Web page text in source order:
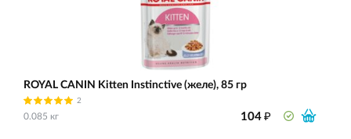
ROYAL CANIN Kitten Instinctive (желе), 85 гр
2
0.085 кг 104₽